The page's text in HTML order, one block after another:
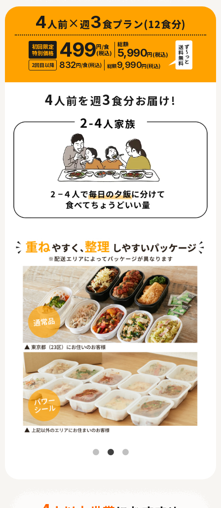
4人前×週3食プラン(12食分)
初回限定
特別価格
499円/食
(税込)
総額
5,990円(税込)
2回目以降 832円/食(税込) 総額9,990円(税込)
4人前を週3食分お届け!